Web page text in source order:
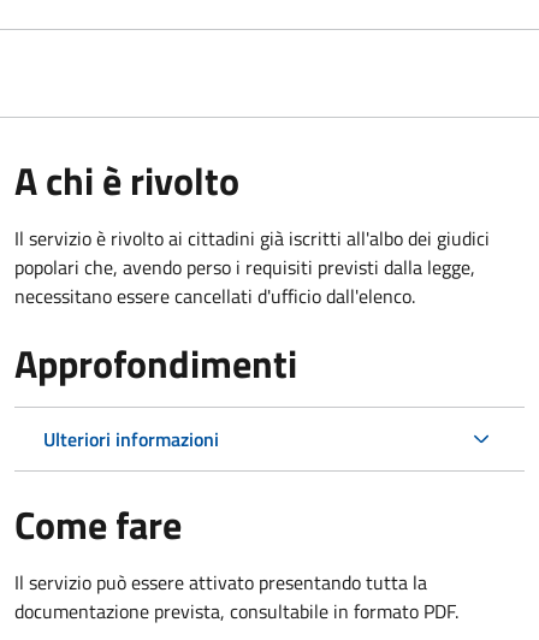
A chi è rivolto
Il servizio è rivolto ai cittadini già iscritti all'albo dei giudici
popolari che, avendo perso i requisiti previsti dalla legge,
necessitano essere cancellati d'ufficio dall'elenco.
Approfondimenti
Ulteriori informazioni
Come fare
Il servizio può essere attivato presentando tutta la
documentazione prevista, consultabile in formato PDF.